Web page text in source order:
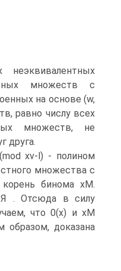
неэквивалентных
множеств с
на основе (w,
равно числу всех
множеств, не
друга.
xv-l) - полином
множества с
бинома хМ.
Я . Отсюда в силу
что 0(х) и хМ
образом, доказана